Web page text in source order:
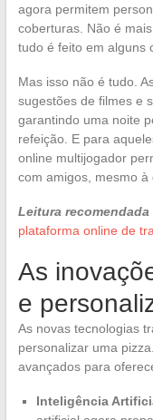
agora permitem
coberturas. Não é
tudo é feito em alguns
Mas isso não é tudo.
sugestões de filmes e
garantindo uma noite
refeição. E para
online multijogador
com amigos, mesmo à
Leitura recomendada
plataforma online de
As
e
As novas tecnologias
personalizar uma
avançados para
Inteligência